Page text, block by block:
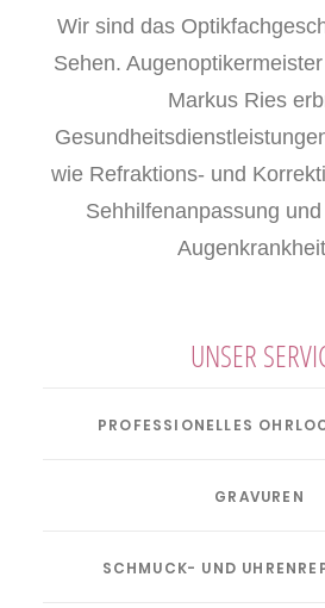
Wir sind das
Sehen.
Markus Ries
wie Refraktions- und
Sehhilfenanpassung
UNSER
PROFESSIONELLES
GRAVUREN
SCHMUCK- UND